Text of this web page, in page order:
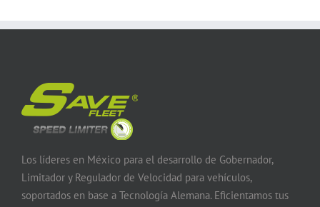
Los líderes en México para el desarrollo de Gobernador,
Limitador y Regulador de Velocidad para vehículos,
soportados en base a Tecnología Alemana. Eficientamos tus